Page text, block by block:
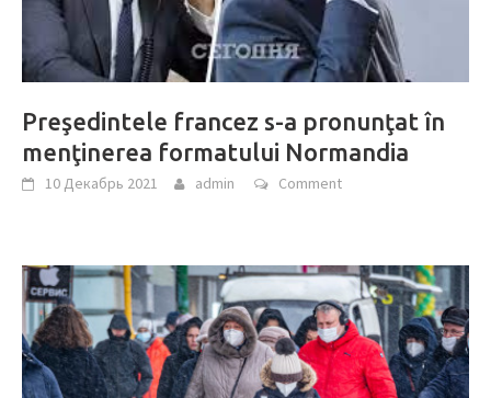
Preşedintele francez s-a pronunţat în
menţinerea formatului Normandia
10 Декабрь 2021 admin Comment